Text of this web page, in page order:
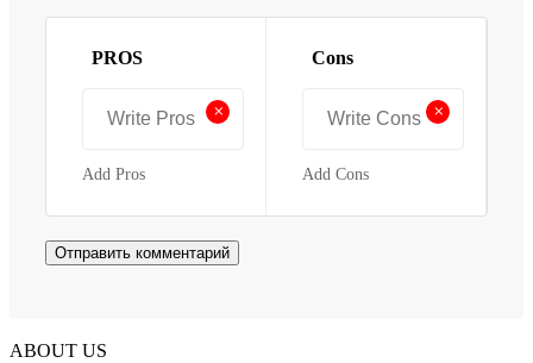
PROS
+
Add Pros
Cons
+
Add Cons
ABOUT US